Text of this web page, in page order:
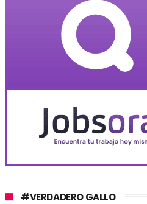
#VERDADERO GALLO